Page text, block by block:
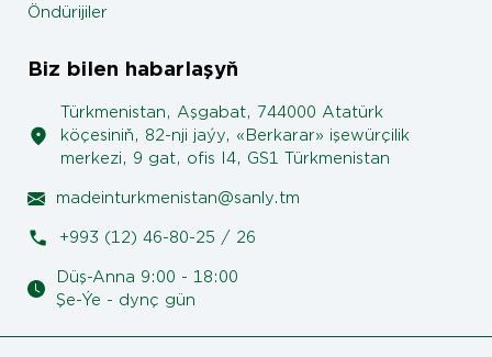
Öndürijiler
Biz bilen habarlaşyň
Türkmenistan, Aşgabat, 744000 Atatürk
köçesiniň, 82-nji jaýy, «Berkarar» işewürçilik
merkezi, 9 gat, ofis I4, GS1 Türkmenistan
madeinturkmenistan@sanly.tm
+993 (12) 46-80-25 / 26
Düş-Anna 9:00 - 18:00
Şe-Ýe - dynç gün